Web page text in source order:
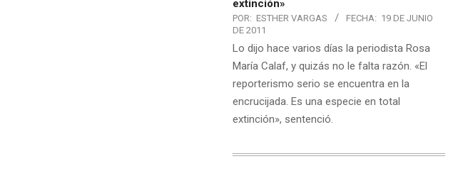
extinción»
POR: ESTHER VARGAS FECHA: 19 DE JUNIO
DE 2011
Lo dijo hace varios días la periodista Rosa
María Calaf, y quizás no le falta razón. «El
reporterismo serio se encuentra en la
encrucijada. Es una especie en total
extinción», sentenció.